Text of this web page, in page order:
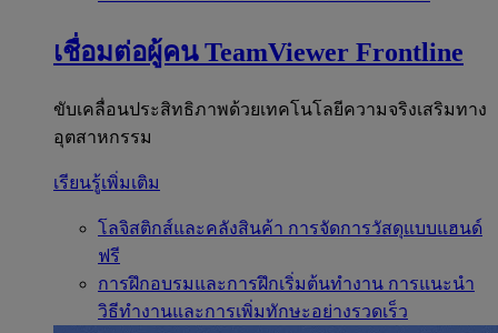
เชื่อมต่อผู้คน TeamViewer Frontline
ขับเคลื่อนประสิทธิภาพด้วยเทคโนโลยีความจริงเสริมทาง
อุตสาหกรรม
เรียนรู้เพิ่มเติม
โลจิสติกส์และคลังสินค้า การจัดการวัสดุแบบแฮนด์
ฟรี
การฝึกอบรมและการฝึกเริ่มต้นทำงาน การแนะนำ
วิธีทำงานและการเพิ่มทักษะอย่างรวดเร็ว